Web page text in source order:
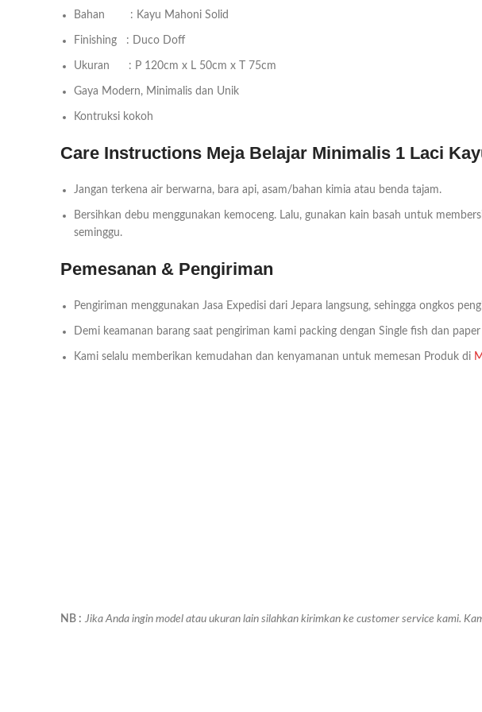
Bahan : Kayu Mahoni Solid
Finishing : Duco Doff
Ukuran : P 120cm x L 50cm x T 75cm
Gaya Modern, Minimalis dan Unik
Kontruksi kokoh
Care Instructions Meja Belajar Minimalis 1 Laci
Jangan terkena air berwarna, bara api, asam/bahan kimia atau benda tajam.
Bersihkan debu menggunakan kemoceng. Lalu, gunakan kain basah untuk
seminggu.
Pemesanan & Pengiriman
Pengiriman menggunakan Jasa Expedisi dari Jepara langsung, sehingga ongkos
Demi keamanan barang saat pengiriman kami packing dengan Single fish dan
Kami selalu memberikan kemudahan dan kenyamanan untuk memesan Produk di
NB : Jika Anda ingin model atau ukuran lain silahkan kirimkan ke customer service kami.